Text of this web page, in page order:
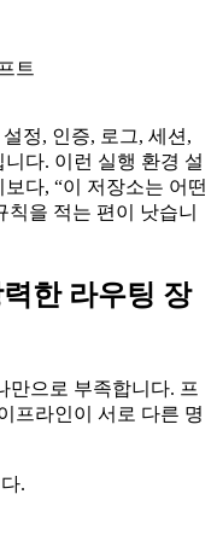
트
설정, 인증, 로그, 세션,
다. 이런 실행 환경 설
다, “이 저장소는 어떤
을 적는 편이 낫습니
한 라우팅 장
만으로 부족합니다. 프
프라인이 서로 다른 명
.